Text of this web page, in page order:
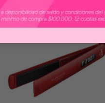
-15%